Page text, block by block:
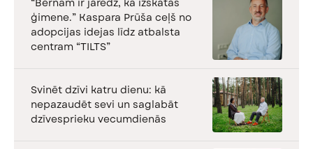
ģimene.” Kaspara Prūša ceļš no
adopcijas idejas līdz atbalsta
centram “TILTS”
Svinēt dzīvi katru dienu: kā
nepazaudēt sevi un saglabāt
dzīvesprieku vecumdienās